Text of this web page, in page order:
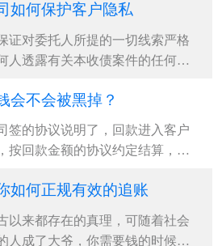
如何保护客户隐私
证对委托人所提的一切线索严格
人透露有关本收债案件的任何情
会不会被黑掉？
签的协议说明了，回款进入客户
按回款金额的协议约定结算，并
如何正规有效的追账
以来都存在的真理，可随着社会
人成了大爷，你需要钱的时候，